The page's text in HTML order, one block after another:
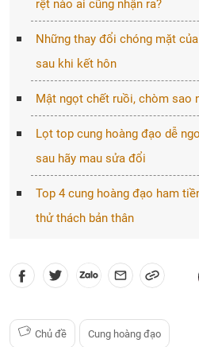
rệt nào ai cũng nhận ra?
Những thay đổi chóng mặt
sau khi kết hôn
Mật ngọt chết ruồi, chòm sao
Lọt top cung hoàng đạo dễ
sau hãy mau sửa đổi
Top 4 cung hoàng đạo ham
thử thách bản thân
Chủ đề Cung hoàng đạo